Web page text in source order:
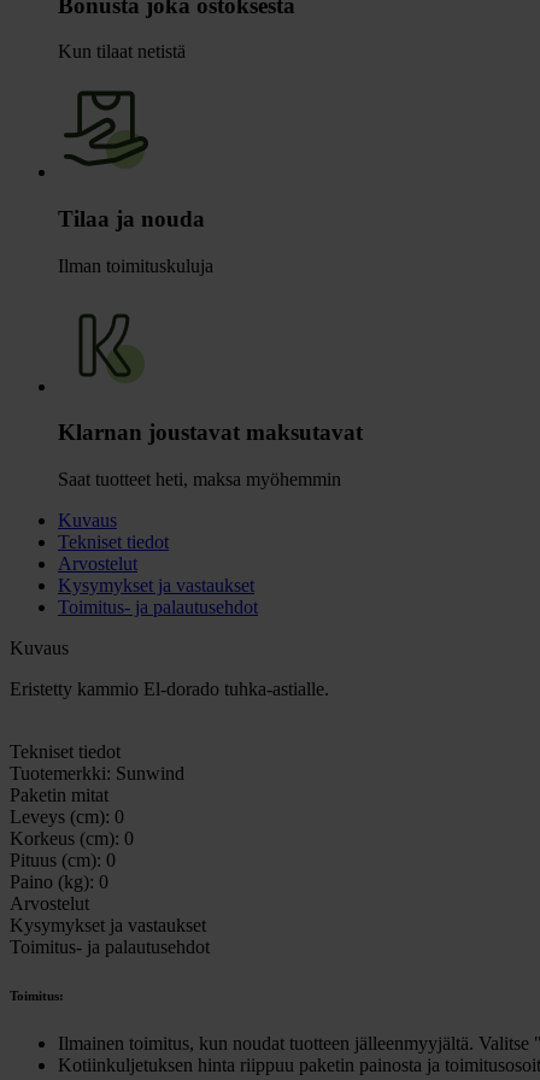
Kun tilaat netistä
Tilaa ja nouda
Ilman toimituskuluja
Klarnan joustavat maksutavat
Saat tuotteet heti, maksa myöhemmin
Kuvaus
Tekniset tiedot
Arvostelut
Kysymykset ja vastaukset
Toimitus- ja palautusehdot
Kuvaus
Eristetty kammio El-dorado tuhka-astialle.
Tekniset tiedot
Tuotemerkki: Sunwind
Paketin mitat
Leveys (cm): 0
Korkeus (cm): 0
Pituus (cm): 0
Paino (kg): 0
Arvostelut
Kysymykset ja vastaukset
Toimitus- ja palautusehdot
Toimitus:
Ilmainen toimitus, kun noudat tuotteen jälleenmyyjältä. Valitse
Kotiinkuljetuksen hinta riippuu paketin painosta ja